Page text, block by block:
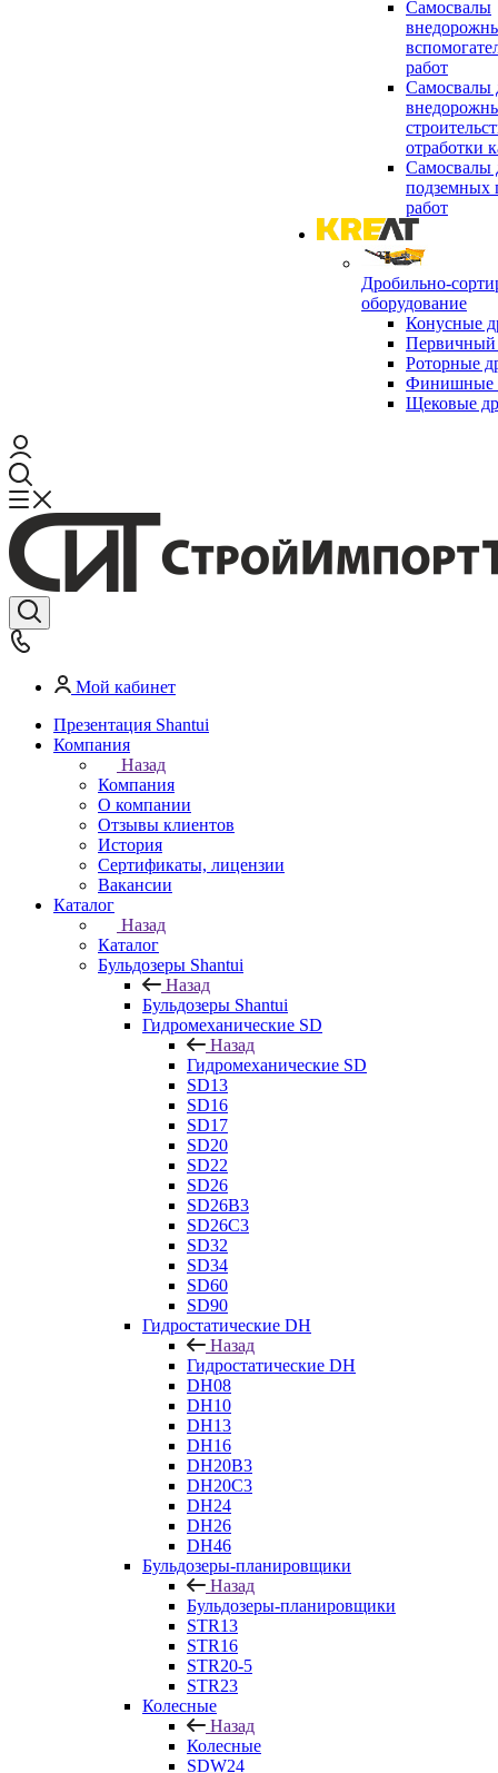
Самосвалы
работ
Самосвалы
отработки
Самосвалы
подземных
работ
Дробильно-
оборудование
Конусные
Первичный
Роторные
Финишные
Щековые
Мой кабинет
Презентация Shantui
Компания
Назад
Компания
О компании
Отзывы клиентов
История
Сертификаты, лицензии
Вакансии
Каталог
Назад
Каталог
Бульдозеры Shantui
Назад
Бульдозеры Shantui
Гидромеханические SD
Назад
Гидромеханические SD
SD13
SD16
SD17
SD20
SD22
SD26
SD26B3
SD26C3
SD32
SD34
SD60
SD90
Гидростатические DH
Назад
Гидростатические DH
DH08
DH10
DH13
DH16
DH20B3
DH20C3
DH24
DH26
DH46
Бульдозеры-планировщики
Назад
Бульдозеры-планировщики
STR13
STR16
STR20-5
STR23
Колесные
Назад
Колесные
SDW24